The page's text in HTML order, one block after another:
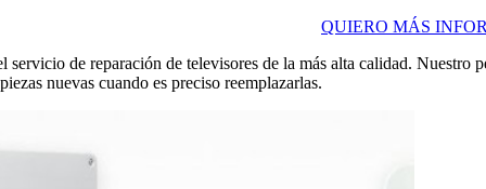
QUIERO MÁS
servicio de reparación de televisores de la más alta calidad.
nuevas cuando es preciso reemplazarlas.